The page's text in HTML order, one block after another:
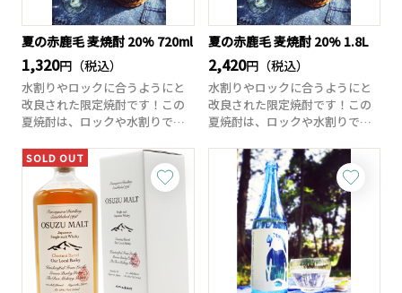
夏の赤鹿毛 麦焼酎 20% 720ml
1,320円（税込）
水割りやロックに合うようにと
改良された限定焼酎です！この
夏焼酎は、ロックや水割りで美
夏の赤鹿毛 麦焼酎 20% 1.8L
2,420円（税込）
水割りやロックに合うようにと
改良された限定焼酎です！この
夏焼酎は、ロックや水割りで美
SOLD OUT